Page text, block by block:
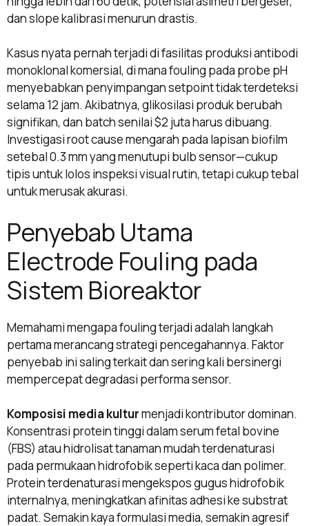
dan slope kalibrasi menurun drastis.
Kasus nyata pernah terjadi di fasilitas produksi antibodi
monoklonal komersial, di mana fouling pada probe pH
menyebabkan penyimpangan setpoint tidak terdeteksi
selama 12 jam. Akibatnya, glikosilasi produk berubah
signifikan, dan batch senilai $2 juta harus dibuang.
Investigasi root cause mengarah pada lapisan biofilm
setebal 0.3 mm yang menutupi bulb sensor—cukup
tipis untuk lolos inspeksi visual rutin, tetapi cukup tebal
untuk merusak akurasi.
Penyebab Utama
Electrode Fouling pada
Sistem Bioreaktor
Memahami mengapa fouling terjadi adalah langkah
pertama merancang strategi pencegahannya. Faktor
penyebab ini saling terkait dan sering kali bersinergi
mempercepat degradasi performa sensor.
Komposisi media kulturmenjadi kontributor dominan.
Konsentrasi protein tinggi dalam serum fetal bovine
(FBS) atau hidrolisat tanaman mudah terdenaturasi
pada permukaan hidrofobik seperti kaca dan polimer.
Protein terdenaturasi mengekspos gugus hidrofobik
internalnya, meningkatkan afinitas adhesi ke substrat
padat. Semakin kaya formulasi media, semakin agresif